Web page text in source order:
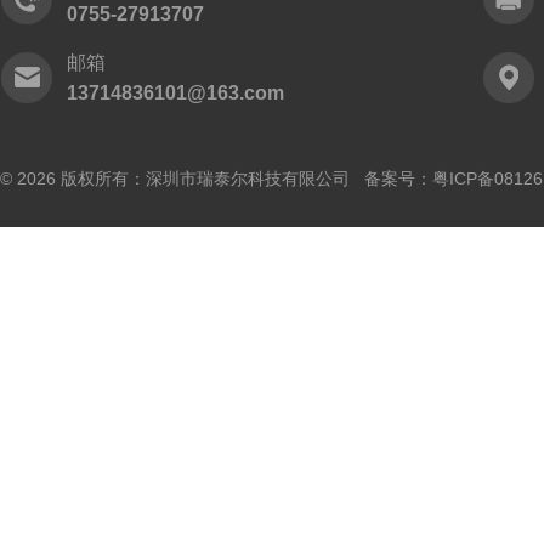
0755-27913707
邮箱
13714836101@163.com
© 2026 版权所有：深圳市瑞泰尔科技有限公司 备案号： 粤ICP备